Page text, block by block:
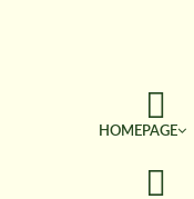
HOMEPAGE